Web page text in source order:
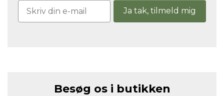
Ja tak, tilmeld mig
Besøg os i butikken